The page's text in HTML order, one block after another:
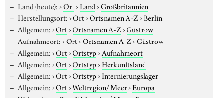
Land (heute):›Ort›Land›Großbritannien
Herstellungsort:›Ort›Ortsnamen A-Z›Berlin
Allgemein:›Ort›Ortsnamen A-Z›Güstrow
Aufnahmeort:›Ort›Ortsnamen A-Z›Güstrow
Allgemein:›Ort›Ortstyp›Aufnahmeort
Allgemein:›Ort›Ortstyp›Herkunftsland
Allgemein:›Ort›Ortstyp›Internierungslager
Allgemein:›Ort›Weltregion/ Meer›Europa